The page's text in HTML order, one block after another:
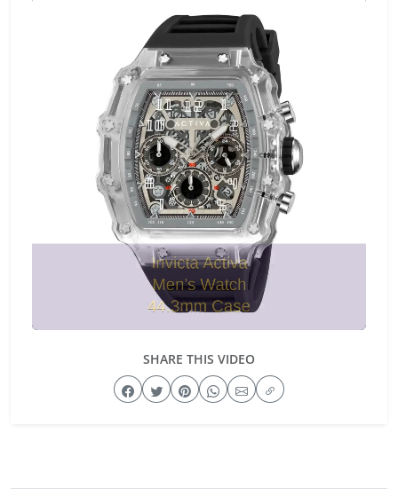
SHARE THIS VIDEO